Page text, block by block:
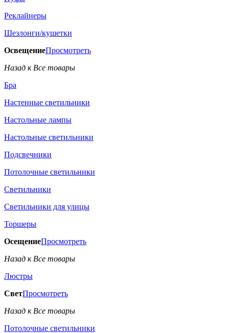
Реклайнеры
Шезлонги/кушетки
ОсвещениеПросмотреть
Назад к Все товары
Бра
Настенные светильники
Настольные лампы
Настольные светильники
Подсвечники
Потолочные светильники
Светильники
Светильники для улицы
Торшеры
ОсещениеПросмотреть
Назад к Все товары
Люстры
СветПросмотреть
Назад к Все товары
Потолочные светильники